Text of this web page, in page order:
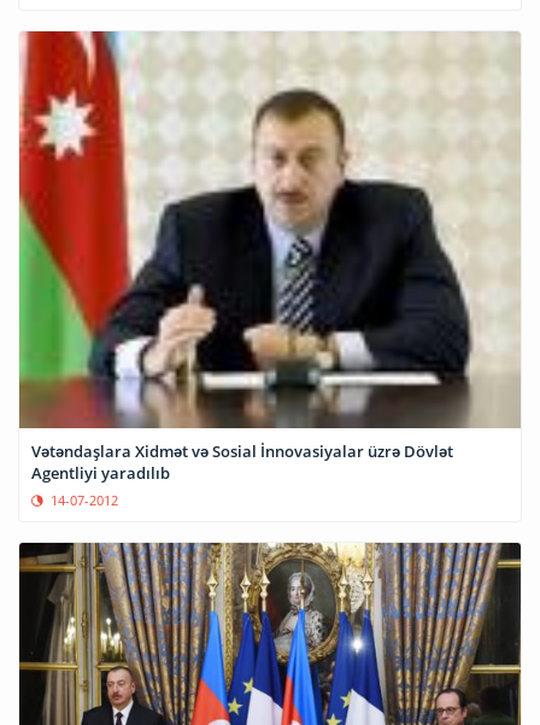
Vətəndaşlara Xidmət və Sosial İnnovasiyalar üzrə Dövlət
Agentliyi yaradılıb
14-07-2012